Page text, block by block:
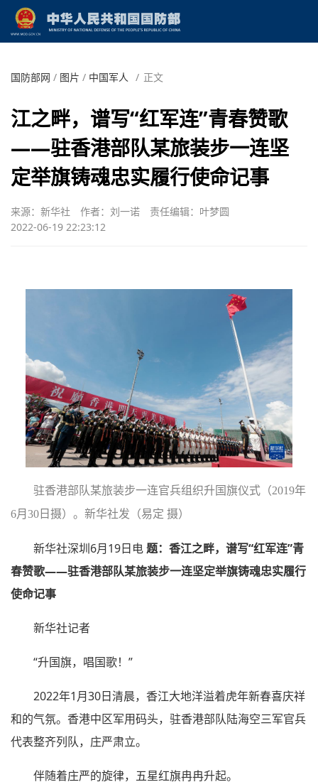
国防部网 / 图片 / 中国军人 / 正文
江之畔，谱写“红军连”青春赞歌
——驻香港部队某旅装步一连坚
定举旗铸魂忠实履行使命记事
来源：新华社 作者：刘一诺
责任编辑：叶梦圆
2022-06-19 22:23:12
驻香港部队某旅装步一连官兵组织升国旗仪式（2019年
6月30日摄）。新华社发（易定 摄）
新华社深圳6月19日电题：香江之畔，谱写“红军连”青
春赞歌——驻香港部队某旅装步一连坚定举旗铸魂忠实履行
使命记事
新华社记者
“升国旗，唱国歌！”
2022年1月30日清晨，香江大地洋溢着虎年新春喜庆祥
和的气氛。香港中区军用码头，驻香港部队陆海空三军官兵
代表整齐列队，庄严肃立。
伴随着庄严的旋律，五星红旗冉冉升起。